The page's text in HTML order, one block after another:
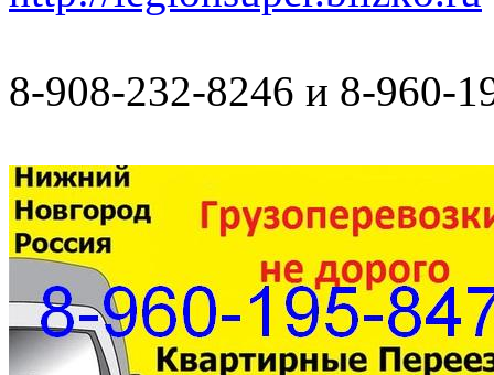
8-908-232-8246 и 8-960-